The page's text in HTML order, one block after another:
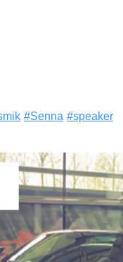
#Senna #speaker